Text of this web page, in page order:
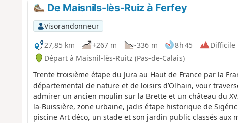
De Maisnils-lès-Ruiz à Ferfey
Visorandonneur
27,85 km
+267 m -336 m 8h 45
Difficile
Départ à Maisnil-lès-Ruitz (Pas-de-Calais)
Trente troisième étape du Jura au Haut de France par la
départemental de nature et de loisirs d’Olhain, vour
admirer un ancien moulin sur la Brette et un château du
la-Buissière, zone urbaine, jadis étape historique de
piscine Art déco, un stade et son jardin public classés aux